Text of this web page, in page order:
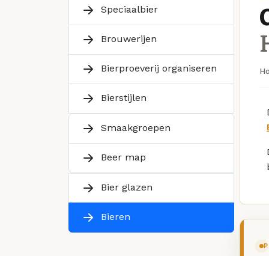
Speciaalbier
Brouwerijen
Bierproeverij organiseren
Bierstijlen
Smaakgroepen
Beer map
Bier glazen
Bieren